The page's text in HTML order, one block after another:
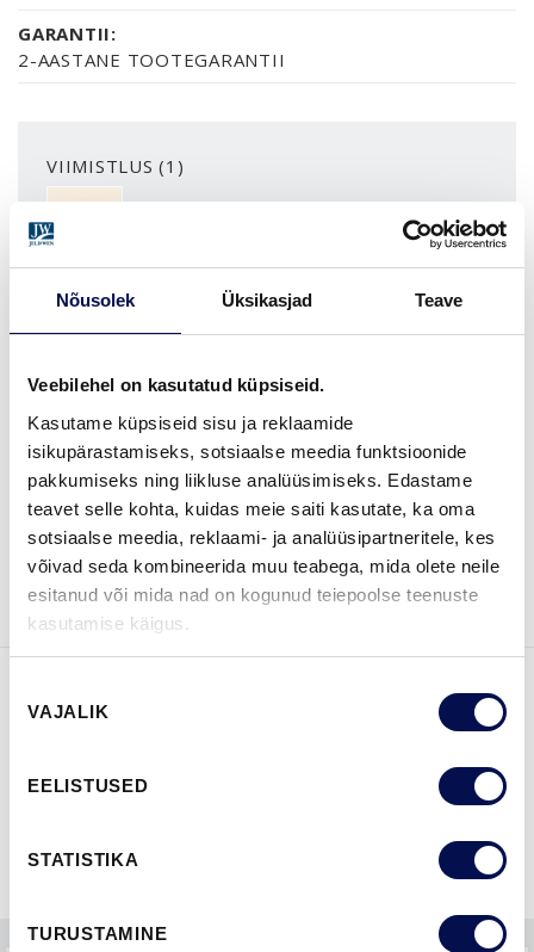
Nõusolek Üksikasjad Teave
Veebilehel on kasutatud küpsiseid.
Kasutame küpsiseid sisu ja reklaamide
isikupärastamiseks, sotsiaalse meedia funktsioonide
pakkumiseks ning liikluse analüüsimiseks. Edastame
teavet selle kohta, kuidas meie saiti kasutate, ka oma
sotsiaalse meedia, reklaami- ja analüüsipartneritele, kes
võivad seda kombineerida muu teabega, mida olete neile
esitanud või mida nad on kogunud teiepoolse teenuste
kasutamise käigus.
valik
VAJALIK
EELISTUSED
STATISTIKA
TURUSTAMINE
GARANTII:
2-AASTANE TOOTEGARANTII
VIIMISTLUS (1)
NCS S0502-Y
MÕÕDUD
LEIA EDASIMÜÜJA
VAATA
BROŠÜÜRE
Võta meiega
ühendust